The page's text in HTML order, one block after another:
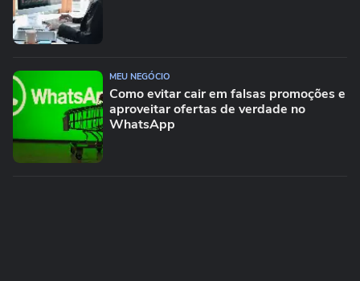
MEU NEGÓCIO
Como evitar cair em falsas promoções e
aproveitar ofertas de verdade no
WhatsApp